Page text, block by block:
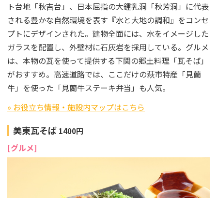
ト台地「秋吉台」、日本屈指の大鍾乳洞「秋芳洞」に代表
される豊かな自然環境を表す『水と大地の調和』をコンセ
プトにデザインされた。建物全面には、水をイメージした
ガラスを配置し、外壁材に石灰岩を採用している。グルメ
は、本物の瓦を使って提供する下関の郷土料理「瓦そば」
がおすすめ。高速道路では、ここだけの萩市特産「見蘭
牛」を使った「見蘭牛ステーキ弁当」も人気。
» お役立ち情報・施設内マップはこちら
美東瓦そば 1400円
[グルメ]